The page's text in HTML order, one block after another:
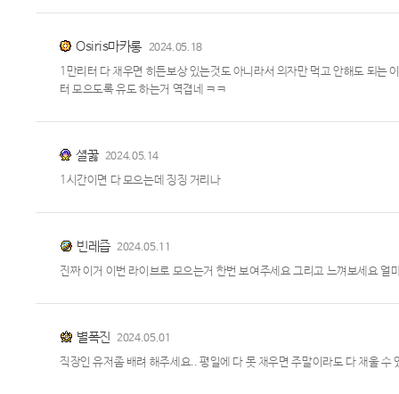
Osiris마카롱 2024.05.18
1만리터 다 채우면 히든보상 있는것도 아니라서 의자만 먹고 안해도 되는
터 모으도록 유도 하는거 역겹네 ㅋㅋ
셜꿇 2024.05.14
1시간이면 다 모으는데 징징 거리나
빈레즙 2024.05.11
진짜 이거 이번 라이브로 모으는거 한번 보여주세요 그리고 느껴보세요 얼
별폭진 2024.05.01
직장인 유저좀 배려 해주세요.. 평일에 다 못 채우면 주말이라도 다 채울 수